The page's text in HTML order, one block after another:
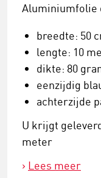
Aluminiumfolie
breedte: 50
lengte: 10
dikte: 80
eenzijdig
achterzijde
U krijgt
meter
Lees meer